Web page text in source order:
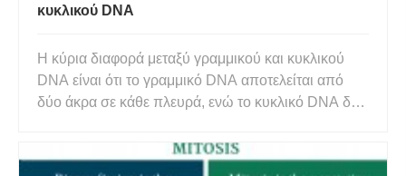
κυκλικού DNA
Η κύρια διαφορά μεταξύ γραμμικού και κυκλικού
DNA είναι ότι το γραμμικό DNA αποτελείται από
δύο άκρα σε κάθε πλευρά, ενώ το κυκλικό DNA δεν
των ευκαρυωτικών είναι γραμμικό DNA ενώ το
γενετικό υλικό των προκαρυωτικών, καθώς και το